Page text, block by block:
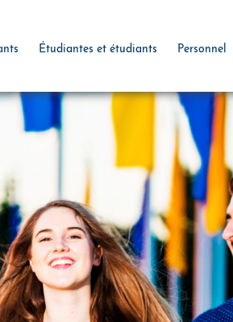
Étudiantes et étudiants Personnel